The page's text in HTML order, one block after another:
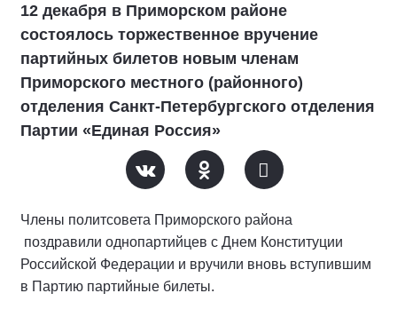
12 декабря в Приморском районе
состоялось торжественное вручение
партийных билетов новым членам
Приморского местного (районного)
отделения Санкт-Петербургского отделения
Партии «Единая Россия»
Члены политсовета Приморского района
поздравили однопартийцев с Днем Конституции
Российской Федерации и вручили вновь вступившим
в Партию партийные билеты.